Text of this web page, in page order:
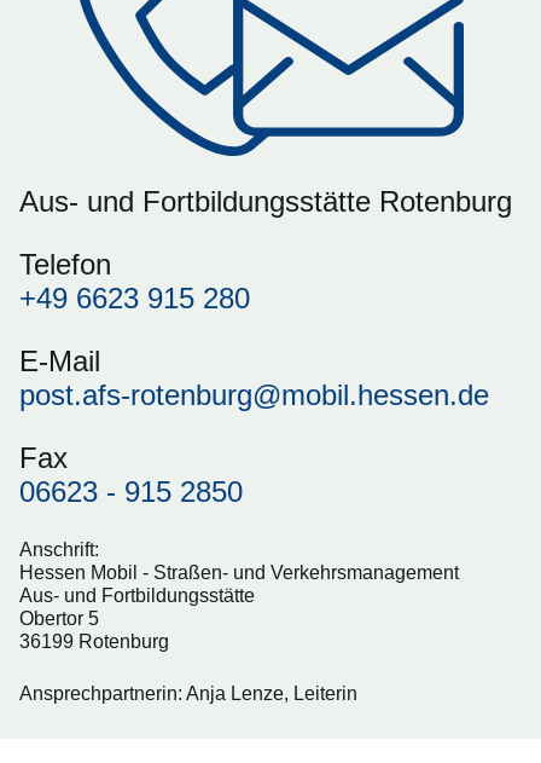
Aus- und Fortbildungsstätte Rotenburg
Telefon
+49 6623 915 280
E-Mail
post.afs-rotenburg@mobil.hessen.de
Fax
06623 - 915 2850
Anschrift:
Hessen Mobil - Straßen- und Verkehrsmanagement
Aus- und Fortbildungsstätte
Obertor 5
36199 Rotenburg
Ansprechpartnerin: Anja Lenze, Leiterin